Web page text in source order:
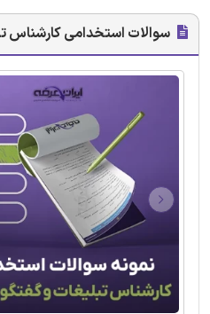
سوالات استخدامی کارشناس